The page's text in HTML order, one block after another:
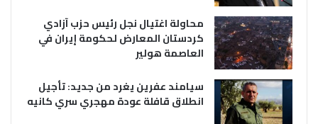
محاولة اغتيال نجل رئيس حزب آزادي
كردستان المعارض لحكومة إيران في
العاصمة هولير
سيامند عفرين يغرد من جديد: تأجيل
انطلاق قافلة عودة مهجري سري كانيه